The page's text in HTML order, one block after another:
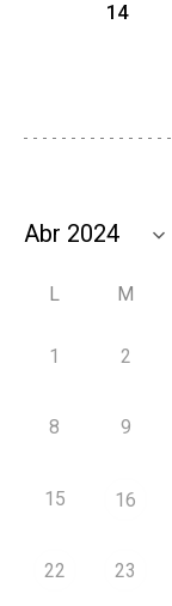
14
L M
1 2
8 9
15 16
22 23